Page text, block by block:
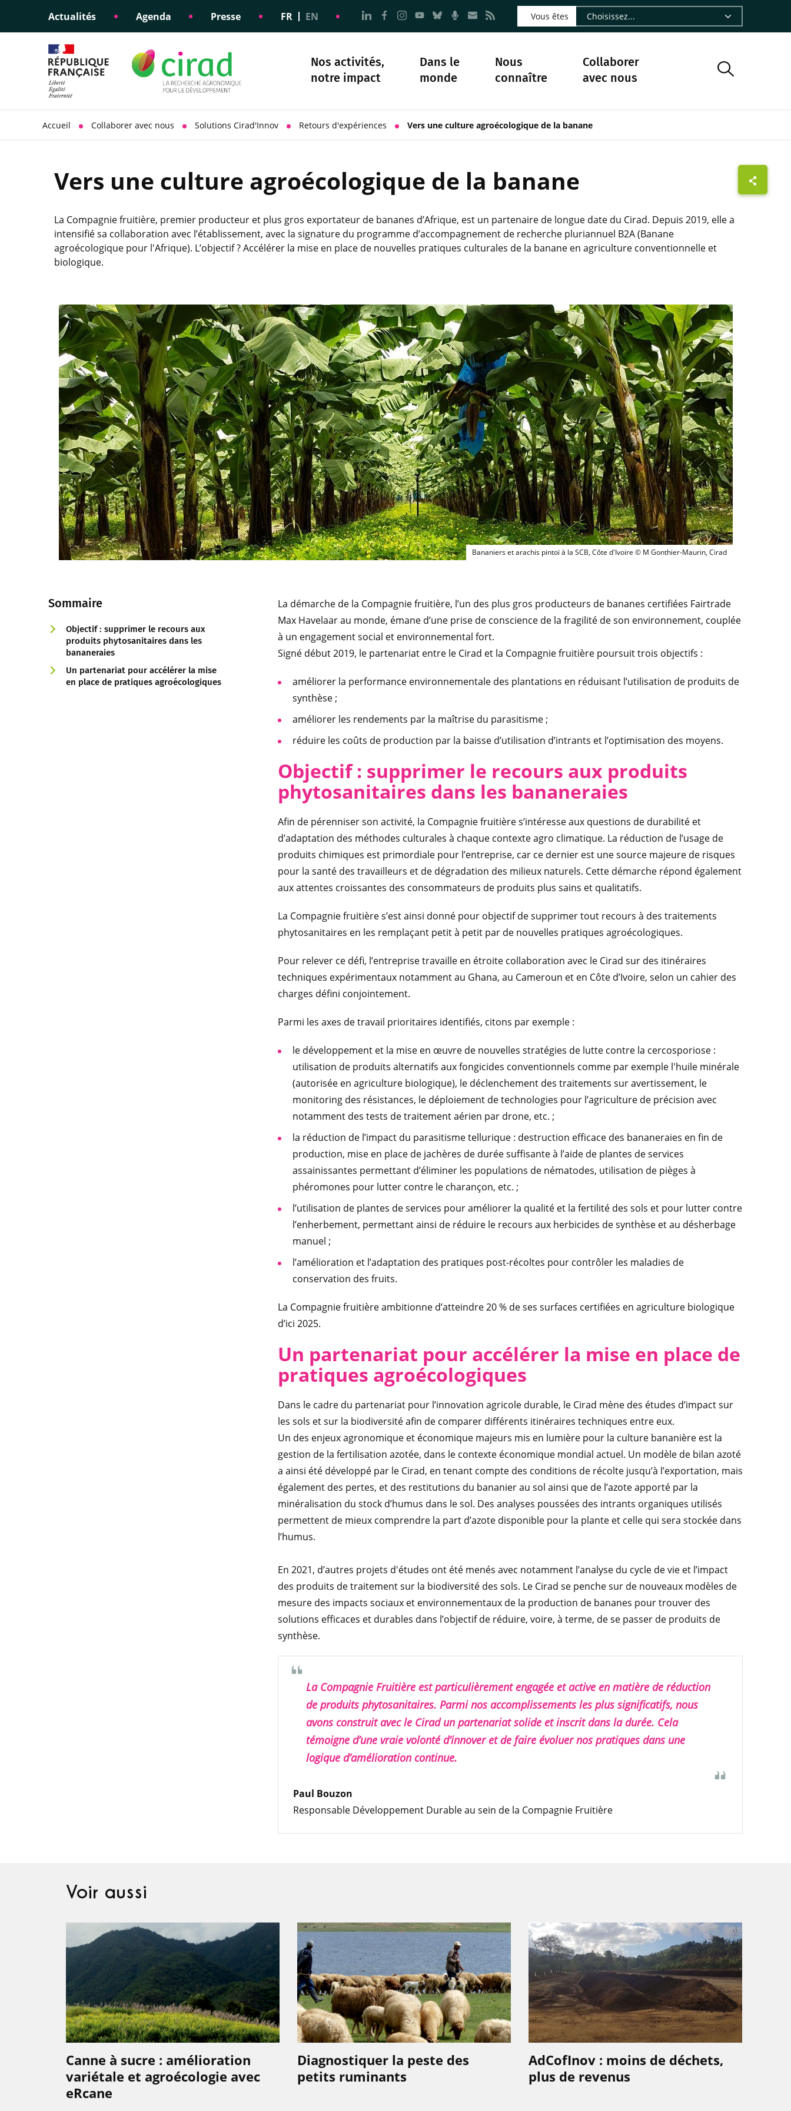
Actualités Agenda Presse FR EN Aller à la page Nous suivre sur LinkedIn - CIRAD
Aller à la page Nous suivre sur Facebook - CIRAD
Aller à la page Nous suivre sur Instagram - CIRAD
Aller à la page Nous suivre sur Youtube - CIRAD
Aller à la page Nous suivre sur Bluesky - CIRAD
Aller à la page Nourrir le vivant, le podcast du Cirad - CIRAD
Aller à la page Nous contacter par courriel - CIRAD
Aller à la page Flux RSS - CIRAD
Vous êtes
Nos activités,
notre impact
Éclairer les politiques
Appui à la diplomatie
scientifique
Dans le
monde
Nous
connaître
Engagements éthiques
Responsabilité
sociétale
Science et société Notre histoire
Collaborer
avec nous
Accueil Collaborer avec nous Solutions Cirad'Innov Retours d'expériences Vers une culture agroécologique de la banane
Vers une culture agroécologique de la banane
La Compagnie fruitière, premier producteur et plus gros exportateur de bananes d’Afrique, est un partenaire de longue date du Cirad. Depuis 2019, elle a
intensifié sa collaboration avec l’établissement, avec la signature du programme d’accompagnement de recherche pluriannuel B2A (Banane
agroécologique pour l'Afrique). L’objectif ? Accélérer la mise en place de nouvelles pratiques culturales de la banane en agriculture conventionnelle et
biologique.
Bananiers et arachis pintoï à la SCB, Côte d'Ivoire
Bananiers et arachis pintoï à la SCB, Côte d'Ivoire © M Gonthier-Maurin, Cirad
Sommaire
Objectif : supprimer le recours aux
produits phytosanitaires dans les
bananeraies
Un partenariat pour accélérer la mise
en place de pratiques agroécologiques
La démarche de la Compagnie fruitière, l’un des plus gros producteurs de bananes certifiées Fairtrade
Max Havelaar au monde, émane d’une prise de conscience de la fragilité de son environnement, couplée
à un engagement social et environnemental fort.
Signé début 2019, le partenariat entre le Cirad et la Compagnie fruitière poursuit trois objectifs :
améliorer la performance environnementale des plantations en réduisant l’utilisation de produits de
synthèse ;
améliorer les rendements par la maîtrise du parasitisme ;
réduire les coûts de production par la baisse d’utilisation d’intrants et l’optimisation des moyens.
Objectif : supprimer le recours aux produits
phytosanitaires dans les bananeraies
Afin de pérenniser son activité, la Compagnie fruitière s’intéresse aux questions de durabilité et
d’adaptation des méthodes culturales à chaque contexte agro climatique. La réduction de l’usage de
produits chimiques est primordiale pour l’entreprise, car ce dernier est une source majeure de risques
pour la santé des travailleurs et de dégradation des milieux naturels. Cette démarche répond également
aux attentes croissantes des consommateurs de produits plus sains et qualitatifs.
La Compagnie fruitière s’est ainsi donné pour objectif de supprimer tout recours à des traitements
phytosanitaires en les remplaçant petit à petit par de nouvelles pratiques agroécologiques.
Pour relever ce défi, l’entreprise travaille en étroite collaboration avec le Cirad sur des itinéraires
techniques expérimentaux notamment au Ghana, au Cameroun et en Côte d’Ivoire, selon un cahier des
charges défini conjointement.
Parmi les axes de travail prioritaires identifiés, citons par exemple :
le développement et la mise en œuvre de nouvelles stratégies de lutte contre la cercosporiose :
utilisation de produits alternatifs aux fongicides conventionnels comme par exemple l'huile minérale
(autorisée en agriculture biologique), le déclenchement des traitements sur avertissement, le
monitoring des résistances, le déploiement de technologies pour l’agriculture de précision avec
notamment des tests de traitement aérien par drone, etc. ;
la réduction de l’impact du parasitisme tellurique : destruction efficace des bananeraies en fin de
production, mise en place de jachères de durée suffisante à l’aide de plantes de services
assainissantes permettant d’éliminer les populations de nématodes, utilisation de pièges à
phéromones pour lutter contre le charançon, etc. ;
l’utilisation de plantes de services pour améliorer la qualité et la fertilité des sols et pour lutter contre
l’enherbement, permettant ainsi de réduire le recours aux herbicides de synthèse et au désherbage
manuel ;
l’amélioration et l’adaptation des pratiques post-récoltes pour contrôler les maladies de
conservation des fruits.
La Compagnie fruitière ambitionne d’atteindre 20 % de ses surfaces certifiées en agriculture biologique
d’ici 2025.
Un partenariat pour accélérer la mise en place de
pratiques agroécologiques
Dans le cadre du partenariat pour l’innovation agricole durable, le Cirad mène des études d’impact sur
les sols et sur la biodiversité afin de comparer différents itinéraires techniques entre eux.
Un des enjeux agronomique et économique majeurs mis en lumière pour la culture bananière est la
gestion de la fertilisation azotée, dans le contexte économique mondial actuel. Un modèle de bilan azoté
a ainsi été développé par le Cirad, en tenant compte des conditions de récolte jusqu’à l’exportation, mais
également des pertes, et des restitutions du bananier au sol ainsi que de l’azote apporté par la
minéralisation du stock d’humus dans le sol. Des analyses poussées des intrants organiques utilisés
permettent de mieux comprendre la part d’azote disponible pour la plante et celle qui sera stockée dans
l’humus.
En 2021, d’autres projets d'études ont été menés avec notamment l’analyse du cycle de vie et l’impact
des produits de traitement sur la biodiversité des sols. Le Cirad se penche sur de nouveaux modèles de
mesure des impacts sociaux et environnementaux de la production de bananes pour trouver des
solutions efficaces et durables dans l’objectif de réduire, voire, à terme, de se passer de produits de
synthèse.
La Compagnie Fruitière est particulièrement engagée et active en matière de réduction
de produits phytosanitaires. Parmi nos accomplissements les plus significatifs, nous
avons construit avec le Cirad un partenariat solide et inscrit dans la durée. Cela
témoigne d’une vraie volonté d’innover et de faire évoluer nos pratiques dans une
logique d’amélioration continue.
Paul Bouzon
Responsable Développement Durable au sein de la Compagnie Fruitière
Voir aussi
Canne à sucre : amélioration
variétale et agroécologie avec
eRcane
Diagnostiquer la peste des
petits ruminants
AdCofInov : moins de déchets,
plus de revenus